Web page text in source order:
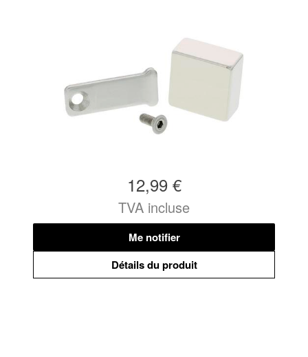
12,99 €
TVA incluse
Me notifier
Détails du produit